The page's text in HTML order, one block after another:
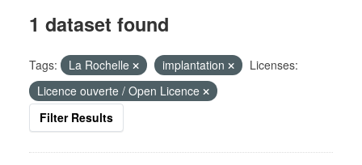
1 dataset found
Tags: La Rochelle implantation
Licenses:
Licence ouverte / Open Licence
Filter Results